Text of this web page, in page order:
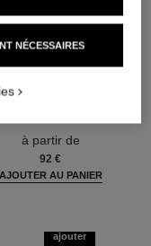
de Parfum Intense
à partir de
92 €
AJOUTER AU PANIER
ajouter
NÉCESSAIRES